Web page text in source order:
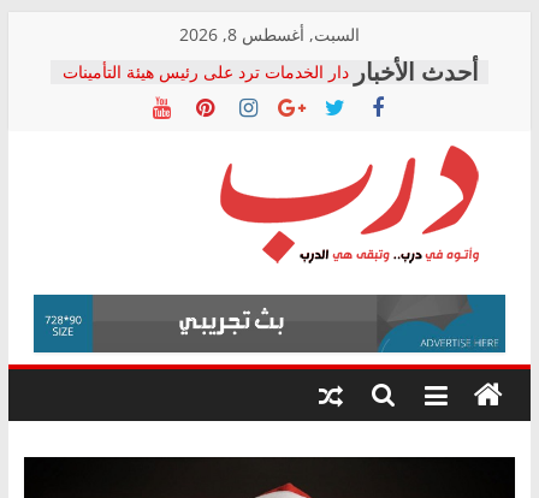
content
السبت, أغسطس 8, 2026
دار الخدمات ترد على رئيس هيئة التأمينات
بعد مؤتمره الصحفي: إنكار الأزمة لا ينهي
معاناة أصحاب المعاشات.. ونطالب بكشف
فرحات سليمان يكتب: القطاع الصحي إلى
أين؟
حزب التحالف الشعبي يطلق لجنة “الحق
في الصحة” بالإسكندرية لرصد الانتهاكات
ودعم المرضى
الوزاري لمدينة الصحفيين.. وانتهاء أعمال
إنشاء المبنى الإداري
المجلس القومي لحقوق الإنسان يعلن
متابعة قضية الدكتور محمد زهران.. ويؤكد:
قرينة البراءة وضمانات المحاكمة العادلة
درب
وأتوه
درب..
وتبقى
هي